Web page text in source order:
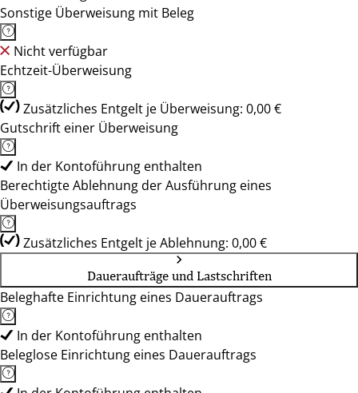
Sonstige Überweisung mit Beleg
Nicht verfügbar
Echtzeit-Überweisung
Zusätzliches Entgelt je Überweisung: 0,00 €
Gutschrift einer Überweisung
In der Kontoführung enthalten
Berechtigte Ablehnung der Ausführung eines
Überweisungsauftrags
Zusätzliches Entgelt je Ablehnung: 0,00 €
Daueraufträge und Lastschriften
Beleghafte Einrichtung eines Dauerauftrags
In der Kontoführung enthalten
Beleglose Einrichtung eines Dauerauftrags